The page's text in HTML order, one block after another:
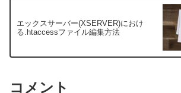
エックスサーバー(XSERVER)におけ
る.htaccessファイル編集方法
コメント